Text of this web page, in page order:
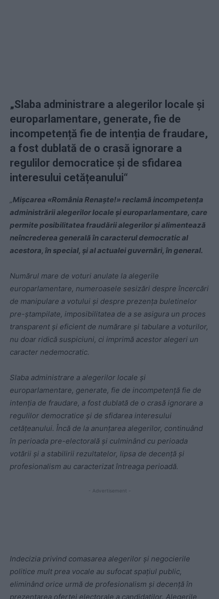
„Slaba administrare a alegerilor locale și
europarlamentare, generate, fie de
incompetență fie de intenția de fraudare,
a fost dublată de o crasă ignorare a
regulilor democratice și de sfidarea
interesului cetățeanului“
„Mișcarea «România Renaște!»reclamă incompetența
administrării alegerilor locale și europarlamentare, care
permite posibilitatea fraudării alegerilor și alimentează
neîncrederea generală în caracterul democratic al
acestora, în special, și al actualei guvernări, în general.
Numărul mare de voturi anulate la alegerile
europarlamentare, numeroasele sesizări despre încercări
de manipulare a votului și despre prezența buletinelor
pre-ștampilate, imposibilitatea de a se asigura un proces
transparent și eficient de numărare și tabulare a voturilor,
nu doar ridică suspiciuni, ci imprimă acestor alegeri un
caracter nedemocratic.
Slaba administrare a alegerilor locale și
europarlamentare, generate, fie de incompetență fie de
intenția de fraudare, a fost dublată de o crasă ignorare a
regulilor democratice și de sfidarea interesului
cetățeanului. Încă de la anunțarea alegerilor, continuând
în perioada pre-electorală și culminând cu perioada
votării și a stabilirii rezultatelor, lipsa de decență și
profesionalism au caracterizat întreaga perioadă.
- Advertisement -
Indecizia privind comasarea alegerilor și negocierile
politice mult prea vocale au sufocat spațiul public,
eliminând orice urmă de profesionalism și decență în
prezentarea ofertei electorale a candidaților. Alegerile